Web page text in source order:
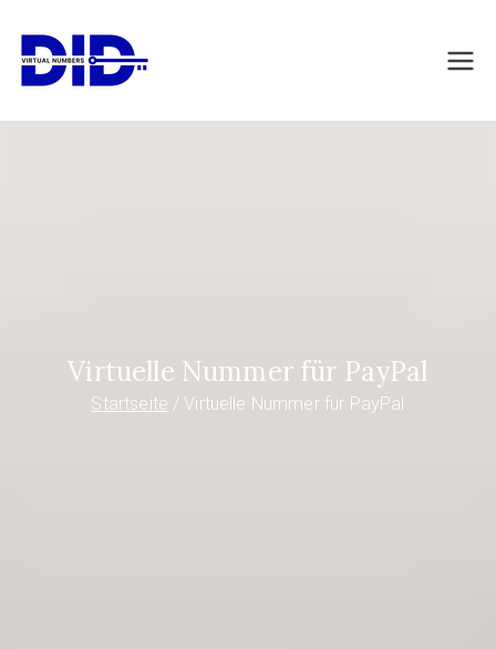
Inhalt
springen
DIDVirtualNumb
Virtuelle Nummer für PayPal
Startseite Virtuelle Nummer für PayPal